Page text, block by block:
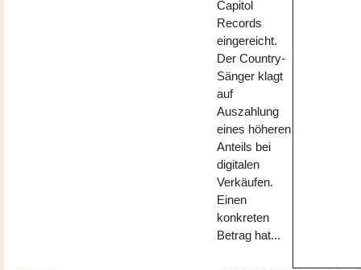
Capitol
Records
eingereicht.
Der Country-
Sänger klagt
auf
Auszahlung
eines höheren
Anteils bei
digitalen
Verkäufen.
Einen
konkreten
Betrag hat...